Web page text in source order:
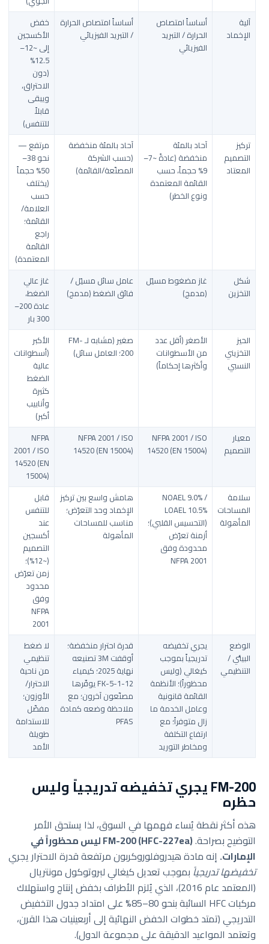
آلية
الإخماد
أساساً امتصاص
الحرارة / التبريد
الفيزيائي
أساساً امتصاص الحرارة
/ التبريد الفيزيائي
خفض
الأكسجين
إلى ~12–
12.5%
(دون
الاحتراق،
ويبقى
قابلاً
للتنفس)
تركيز
التصميم
المعتاد
آحاد بالمئة
منخفضة (عادةً ~7–
9% حجماً، حسب
القائمة المعتمدة
ونوع الخطر)
آحاد بالمئة منخفضة
(حسب الشركة
المصنّعة/القائمة)
مرتفع —
نحو 38–
50% حجماً
(يختلف
حسب
العلامة/
القائمة؛
راجع
القائمة
المعتمدة)
شكل
التخزين
غاز مضغوط مسيّل
(مدمج)
عامل سائل مسيّل /
فائق الضغط (مدمج)
غاز عالي
الضغط،
عادة 200–
300 بار
الحيز
التخزيني
النسبي
الأصغر (أقل عدد
من الأسطوانات
وأكثرها إحكاماً)
صغير (مشابه لـ FM-
200؛ العامل سائل)
الأكبر
(أسطوانات
عالية
الضغط
كثيرة
وأنابيب
أكبر)
معيار
التصميم
NFPA 2001 / ISO
14520 (EN 15004)
NFPA 2001 / ISO
14520 (EN 15004)
NFPA
2001 / ISO
14520 (EN
15004)
سلامة
المساحات
المأهولة
NOAEL 9.0% /
LOAEL 10.5%
(التحسيس القلبي)؛
أزمنة تعرّض
محدودة وفق
NFPA 2001
هامش واسع بين تركيز
الإخماد وحد التعرّض؛
مناسب للمساحات
المأهولة
قابل
للتنفس
عند
أكسجين
التصميم
(~12%)؛
زمن تعرّض
محدود
وفق
NFPA
2001
الوضع
البيئي /
التنظيمي
يجري تخفيضه
تدريجياً بموجب
كيغالي (وليس
محظوراً)؛ الأنظمة
القائمة قانونية
وعامل الخدمة ما
زال متوفراً؛ مع
ارتفاع التكلفة
ومخاطر التوريد
قدرة احترار منخفضة؛
أوقفت 3M تصنيعه
نهاية 2025؛ كيمياء
FK-5-1-12 يوفّرها
مصنّعون آخرون؛ مع
ملاحظة وضعه كمادة
PFAS
لا ضغط
تنظيمي
من ناحية
الاحترار/
الأوزون؛
مفضّل
للاستدامة
طويلة
الأمد
FM-200 يجري تخفيضه تدريجياً وليس
حظره
هذه أكثر نقطة يُساء فهمها في السوق، لذا يستحق الأمر
التوضيح بصراحة.
FM-200 (HFC-227ea) ليس محظوراً في
الإمارات. إنه مادة هيدروفلوروكربون مرتفعة قدرة الاحترار يجري
تخفيضها تدريجياً بموجب تعديل كيغالي لبروتوكول مونتريال
(المعتمد عام 2016)، الذي يُلزم الأطراف بخفض إنتاج واستهلاك
مركبات HFC السائبة بنحو 80–85% على امتداد جدول التخفيض
التدريجي (تمتد خطوات الخفض النهائية إلى أربعينيات هذا القرن،
وتعتمد المواعيد الدقيقة على مجموعة الدول).